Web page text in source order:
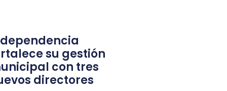
su gestión
con tres
directores